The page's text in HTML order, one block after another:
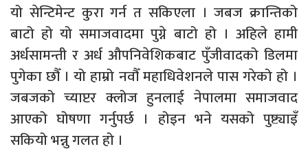
यो सेन्टिमेन्ट कुरा गर्न त सकिएला । जबज क्रान्तिको
बाटो हो यो समाजवादमा पुग्ने बाटो हो । अहिले हामी
अर्धसामन्ती र अर्ध औपनिवेशिकबाट पुँजीवादको डिलमा
पुगेका छौँ । यो हाम्रो नवौँ महाधिवेशनले पास गरेको हो ।
जबजको च्याप्टर क्लोज हुनलाई नेपालमा समाजवाद
आएको घोषणा गर्नुपर्छ । होइन भने यसको पुष्ट्याइँ
सकियो भन्नु गलत हो ।